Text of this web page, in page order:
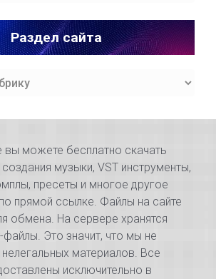
Раздел сайта
вы можете бесплатно скачать
музыки, VST инструменты,
пресеты и многое другое
прямой ссылке. Файлы на сайте
обмена. На сервере хранятся
файлы. Это значит, что мы не
материалов. Все
исключительно в